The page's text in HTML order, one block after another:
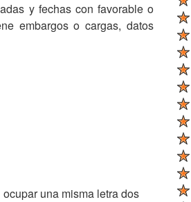
y fechas con favorable o
embargos o cargas, datos
una misma letra dos